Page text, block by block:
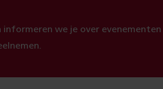
informeren we je over